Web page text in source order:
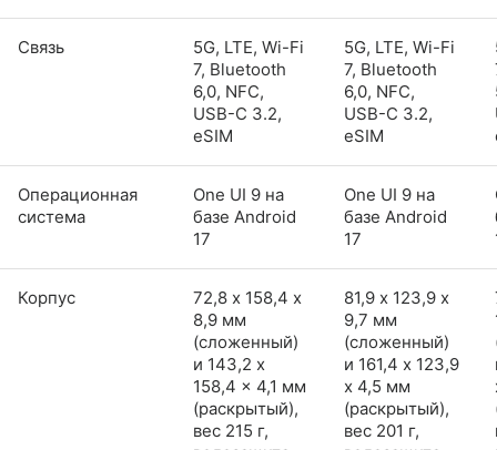
Связь
5G, LTE, Wi-Fi
7, Bluetooth
6,0, NFC,
USB-C 3.2,
eSIM
5G, LTE, Wi-Fi
7, Bluetooth
6,0, NFC,
USB-C 3.2,
eSIM
Операционная
система
One UI 9 на
базе Android
17
One UI 9 на
базе Android
17
Корпус
72,8 х 158,4 х
8,9 мм
(сложенный)
и 143,2 x
158,4 x 4,1 мм
(раскрытый),
вес 215 г,
81,9 х 123,9 х
9,7 мм
(сложенный)
и 161,4 x 123,9
x 4,5 мм
(раскрытый),
вес 201 г,